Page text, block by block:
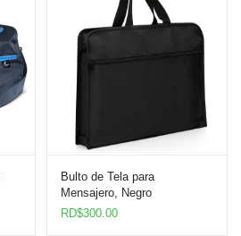
Bulto de Tela para
Mensajero, Negro
RD$300.00